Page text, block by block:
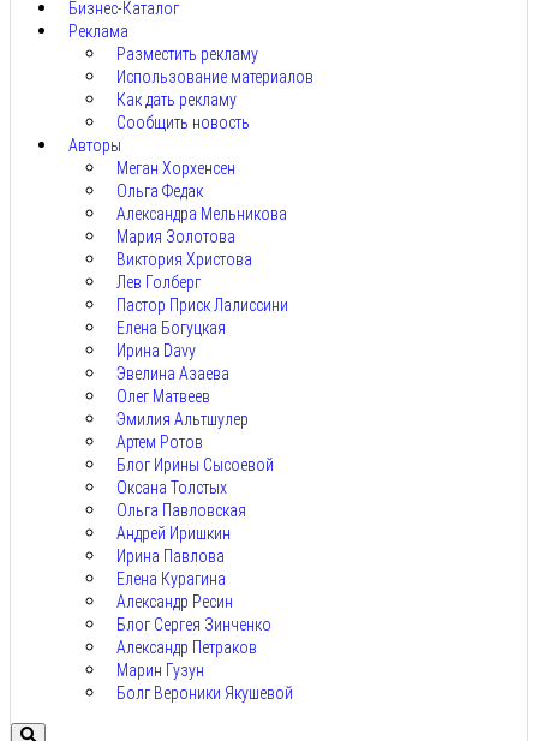
Бизнес-Каталог
Реклама
Разместить рекламу
Использование материалов
Как дать рекламу
Сообщить новость
Авторы
Меган Хорхенсен
Ольга Федак
Александра Мельникова
Мария Золотова
Виктория Христова
Лев Голберг
Пастор Приск Лалиссини
Елена Богуцкая
Ирина Davy
Эвелина Азаева
Олег Матвеев
Эмилия Альтшулер
Артем Ротов
Блог Ирины Сысоевой
Оксана Толстых
Ольга Павловская
Андрей Иришкин
Ирина Павлова
Елена Курагина
Александр Ресин
Блог Сергея Зинченко
Александр Петраков
Марин Гузун
Болг Вероники Якушевой